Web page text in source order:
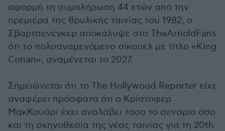
αφορμή τη συμπλήρωση 44 ετών από την
πρεμιέρα της θρυλικής ταινίας του 1982, ο
Σβαρτσενέγκερ αποκάλυψε στο TheArnoldFans
ότι το πολυαναμενόμενο σίκουελ με τίτλο «King
Conan», αναμένεται το 2027.
Σημειώνεται ότι το The Hollywood Reporter είχε
αναφέρει πρόσφατα ότι ο Κρίστοφερ
ΜακΚουάρι έχει αναλάβει τόσο το σενάριο όσο
και τη σκηνοθεσία της νέας ταινίας για τη 20th